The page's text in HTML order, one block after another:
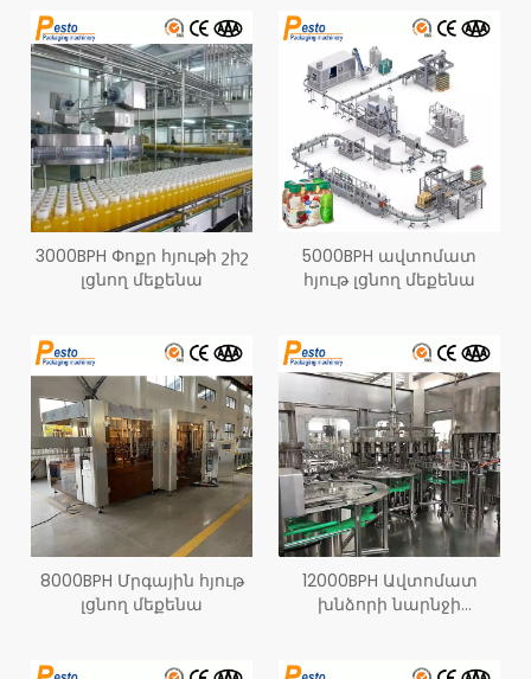
3000BPH Փոքր հյութի շիշ
լցնող մեքենա
5000BPH ավտոմատ
հյութ լցնող մեքենա
8000BPH Մրգային հյութ
լցնող մեքենա
12000BPH Ավտոմատ
խնձորի նարնջի